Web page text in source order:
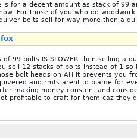
for a decent amount as stack of 99
For those of you who do
bolts sell for way more then a
of 99 bolts IS SLOWER then selling a
sell 12 stacks of bolts instead of 1
bolt heads on AH it prevents you
and rmts arent to blame for
making money constent and
profitable to craft for them caz